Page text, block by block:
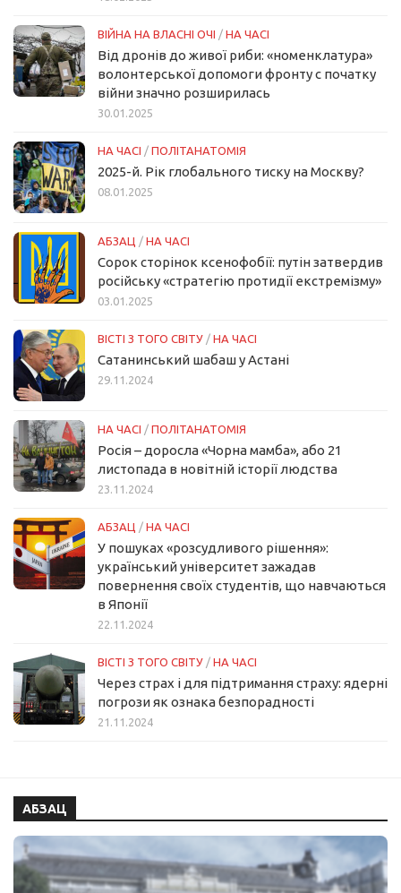
ВІЙНА НА ВЛАСНІ ОЧІ / НА ЧАСІ
Від дронів до живої риби: «номенклатура»
волонтерської допомоги фронту с початку
війни значно розширилась
30.01.2025
НА ЧАСІ / ПОЛІТАНАТОМІЯ
2025-й. Рік глобального тиску на Москву?
08.01.2025
АБЗАЦ / НА ЧАСІ
Сорок сторінок ксенофобії: путін затвердив
російську «стратегію протидії екстремізму»
03.01.2025
ВІСТІ З ТОГО СВІТУ / НА ЧАСІ
Сатанинський шабаш у Астані
29.11.2024
НА ЧАСІ / ПОЛІТАНАТОМІЯ
Росія – доросла «Чорна мамба», або 21
листопада в новітній історії людства
23.11.2024
АБЗАЦ / НА ЧАСІ
У пошуках «розсудливого рішення»:
український університет зажадав
повернення своїх студентів, що навчаються
в Японії
22.11.2024
ВІСТІ З ТОГО СВІТУ / НА ЧАСІ
Через страх і для підтримання страху: ядерні
погрози як ознака безпорадності
21.11.2024
АБЗАЦ